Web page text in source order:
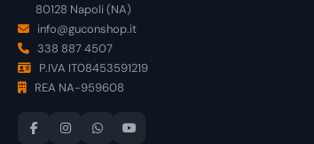
80128 Napoli (NA)
info@guconshop.it
338 887 4507
P.IVA IT08453591219
REA NA-959608